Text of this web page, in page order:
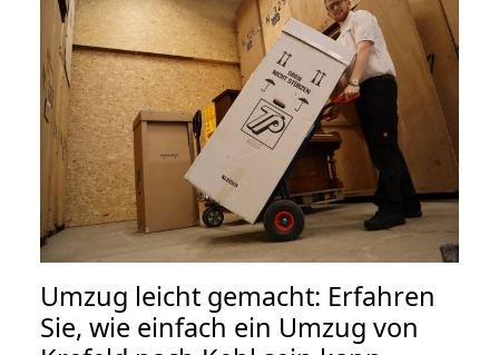
Umzug leicht gemacht: Erfahren
Sie, wie einfach ein Umzug von